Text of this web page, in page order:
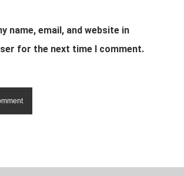
name, email, and website in
for the next time I comment.